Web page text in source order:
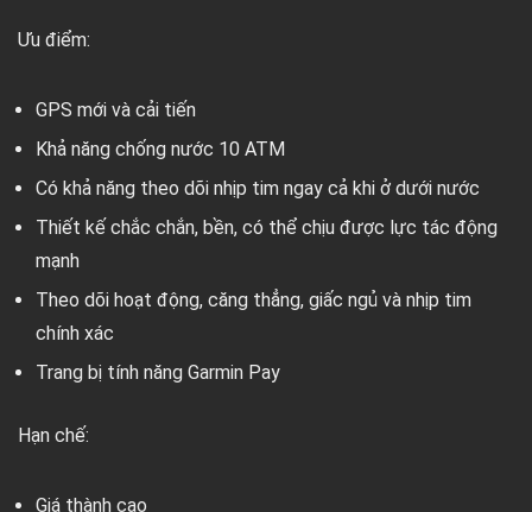
Ưu điểm:
GPS mới và cải tiến
Khả năng chống nước 10 ATM
Có khả năng theo dõi nhịp tim ngay cả khi ở dưới nước
Thiết kế chắc chắn, bền, có thể chịu được lực tác động
mạnh
Theo dõi hoạt động, căng thẳng, giấc ngủ và nhịp tim
chính xác
Trang bị tính năng Garmin Pay
Hạn chế:
Giá thành cao